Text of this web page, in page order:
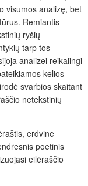
visumos analizę, bet
Remiantis
ryšių
tarp tos
analizei reikalingi
kelios
svarbios skaitant
netekstinių
erdvine
poetinis
eilėraščio